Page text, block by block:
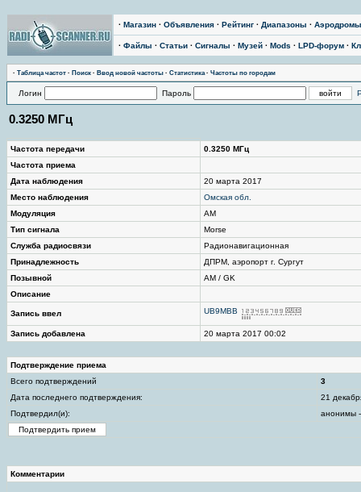
· Магазин · Объявления · Рейтинг · Диапазоны · Аэродромы
· Файлы · Статьи · Сигналы · Музей · Mods · LPD-форум ·
· Таблица частот · Поиск · Ввод новой частоты · Статистика· Частоты по городам
Логин Пароль
0.3250 МГц
Частота передачи
0.3250 МГц
Частота приема
Дата наблюдения
20 марта 2017
Место наблюдения
Омская обл.
Модуляция
AM
Тип сигнала
Morse
Служба радиосвязи
Радионавигационная
Принадлежность
ДПРМ, аэропорт г. Сургут
Позывной
AM / GK
Описание
Запись ввел UB9MBB
Запись добавлена 20 марта 2017 00:02
Подтверждение приема
Всего подтверждений
3
Дата последнего подтверждения:
21
Подтвердил(и):
анонимы
Комментарии